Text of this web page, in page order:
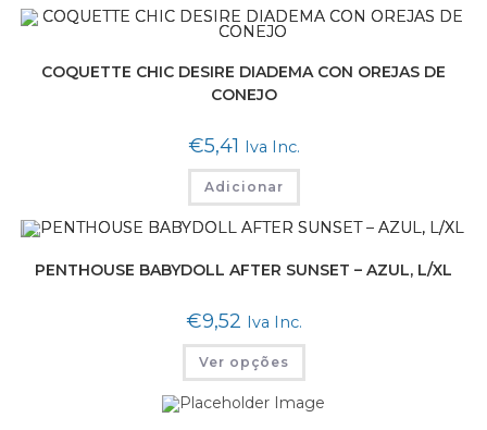
multiple
variants.
may
COQUETTE CHIC DESIRE DIADEMA CON OREJAS DE
CONEJO
€5,41 Iva Inc.
Adicionar
PENTHOUSE BABYDOLL AFTER SUNSET – AZUL, L/XL
€9,52 Iva Inc.
Ver opções
This
has
multiple
variants.